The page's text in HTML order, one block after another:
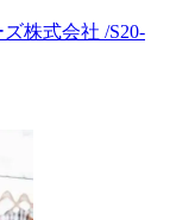
株式会社 /S20-